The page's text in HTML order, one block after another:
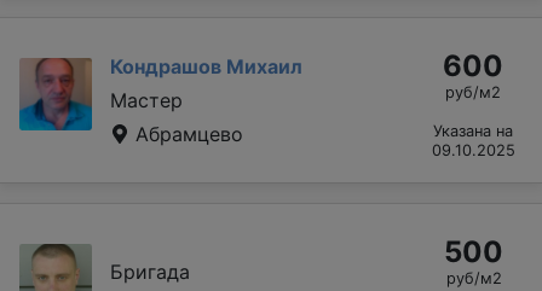
Кондрашов Михаил
Мастер
Абрамцево
600
руб/м2
Указана на
09.10.2025
Бригада
500
руб/м2